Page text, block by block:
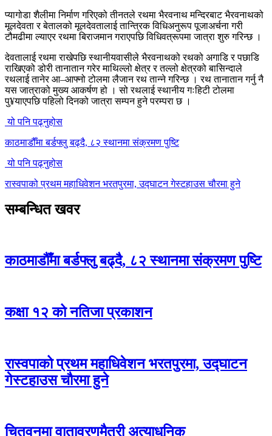
प्यागोडा शैलीमा निर्माण गरिएको तीनतले रथमा भैरवनाथ मन्दिरबाट भैरवनाथको
मूलदेवता र बेतालको मूलदेवतालाई तान्त्रिक विधिअनुरूप पूजाअर्चना गरी
टौमढीमा ल्याएर रथमा बिराजमान गराएपछि विधिवत्रूपमा जात्रा शुरु गरिन्छ ।
देवतालाई रथमा राखेपछि स्थानीयवासीले भैरवनाथको रथको अगाडि र पछाडि
राखिएको डोरी तानातान गरेर माथिल्लो क्षेत्र र तल्लो क्षेत्रको बासिन्दाले
रथलाई तानेर आ–आफ्नो टोलमा लैजान रथ तान्ने गरिन्छ । रथ तानातान गर्नु नै
यस जात्राको मुख्य आकर्षण हो । सो रथलाई स्थानीय गःहिटी टोलमा
पु¥याएपछि पहिलो दिनको जात्रा सम्पन हुने परम्परा छ ।
यो पनि पढ्नुहोस
काठमाडौँमा बर्डफ्लु बढ्दै, ८२ स्थानमा संक्रमण पुष्टि
यो पनि पढ्नुहोस
रास्वपाको प्रथम महाधिवेशन भरतपुरमा, उद्घाटन गेस्टहाउस चौरमा हुने
सम्बन्धित खवर
काठमाडौँमा बर्डफ्लु बढ्दै, ८२ स्थानमा संक्रमण पुष्टि
कक्षा १२ को नतिजा प्रकाशन
रास्वपाको प्रथम महाधिवेशन भरतपुरमा, उद्घाटन
गेस्टहाउस चौरमा हुने
चितवनमा वातावरणमैत्री अत्याधुनिक